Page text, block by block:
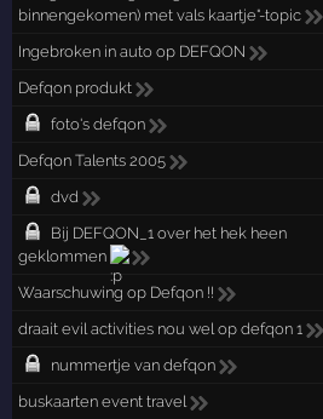
binnengekomen) met vals kaartje"-topic
Ingebroken in auto op DEFQON
Defqon produkt
foto's defqon
Defqon Talents 2005
dvd
Bij DEFQON_1 over het hek heen
geklommen
Waarschuwing op Defqon !!
draait evil activities nou wel op defqon 1
nummertje van defqon
buskaarten event travel